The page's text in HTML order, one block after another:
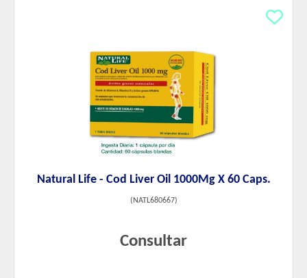
Natural Life - Cod Liver Oil 1000Mg X 60 Caps.
(NATL680667)
Consultar